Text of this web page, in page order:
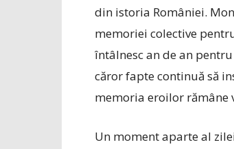
din istoria României.
memoriei colective
întâlnesc an de an
căror fapte continuă să
memoria eroilor
Un moment aparte al